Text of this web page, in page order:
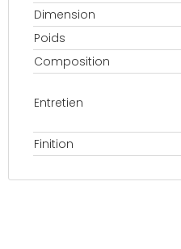
Dimension
Poids
Composition
Entretien
Finition